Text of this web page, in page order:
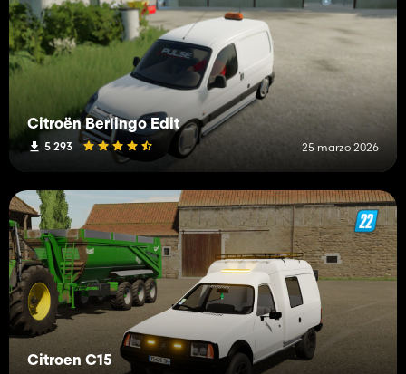
Citroën Berlingo Edit
5 293 25 marzo 2026
Citroen C15